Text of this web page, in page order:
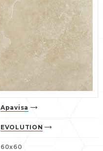
Apavisa
EVOLUTION
60х60